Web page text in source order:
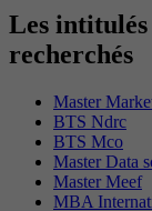
Les intitulés
recherchés
Master
BTS Ndrc
BTS Mco
Master Data
Master Meef
MBA